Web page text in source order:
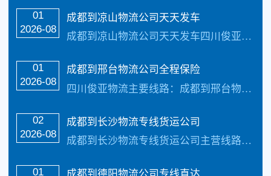
01
2026-08
成都到凉山物流公司天天发车
成都到凉山物流公司天天发车四川俊亚物流主要线路：成都到凉山州物流全境直达专线，【简单快捷，专线直达，天天发车 】天天发车24小时服务热线电话：（133-5002-3601）2-3天可以安全把货物送货到以下地址：西昌市 、盐源县、德昌县、会理县、会东县、宁南县、普格县、布拖县、金阳县、昭觉县、喜德县、冕宁县、越西县、甘洛...…
01
2026-08
成都到邢台物流公司全程保险
四川俊亚物流主要线路：成都到邢台物流专线全境直达，直达区域：4个市辖区（信都区、襄都区、任泽区、南和区），12个县（内丘县、临城县、隆尧县、柏乡县、宁晋县、巨鹿…
02
2026-08
成都到长沙物流专线货运公司
成都到长沙物流专线货运公司主营线路：成都到长沙物流专线公司。每天发车，三到4天可以安全把货物送到，承接:全国整车货物、零担货物、搬家、搬厂、大件运输、轿车托运以及各种机械设备运输，提供上门接货。为私人个体、工厂、贸易商、批发商等货主提供整车、零担、大件运输、普快特快、搬家搬厂、等全方位的物流运输服务，成都到长沙物流专线...…
01